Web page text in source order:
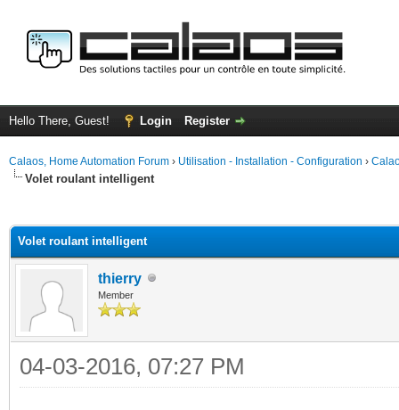
Hello There, Guest! Login Register
Calaos, Home Automation Forum › Utilisation - Installation - Configuration ›
Volet roulant intelligent
Volet roulant intelligent
thierry
Member
04-03-2016, 07:27 PM